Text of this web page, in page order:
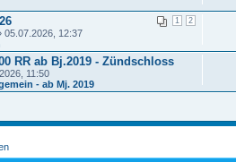
1 2
05.07.2026, 12:37
RR ab Bj.2019 - Zündschloss
11:50
- ab Mj. 2019